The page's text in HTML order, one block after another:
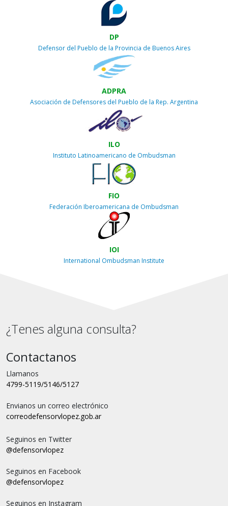
DP
Defensor del Pueblo de la Provincia de Buenos Aires
ADPRA
Asociación de Defensores del Pueblo de la Rep. Argentina
ILO
Instituto Latinoamericano de Ombudsman
FIO
Federación Iberoamericana de Ombudsman
IOI
International Ombudsman Institute
¿Tenes alguna consulta?
Contactanos
Llamanos
4799-5119/5146/5127
Envianos un correo electrónico
correodefensorvlopez.gob.ar
Seguinos en Twitter
@defensorvlopez
Seguinos en Facebook
@defensorvlopez
Seguinos en Instagram